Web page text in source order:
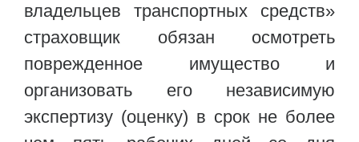
владельцев транспортных средств»
страховщик обязан осмотреть
поврежденное имущество и
организовать его независимую
экспертизу (оценку) в срок не более